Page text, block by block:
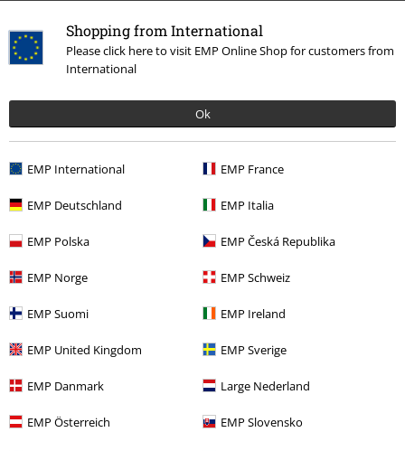
Shopping from International
Please click here to visit EMP Online Shop for customers from
International
Ok
EMP International EMP France
EMP Deutschland EMP Italia
EMP Polska EMP Česká Republika
EMP Norge EMP Schweiz
EMP Suomi EMP Ireland
EMP United Kingdom EMP Sverige
EMP Danmark Large Nederland
EMP Österreich EMP Slovensko
Senast besökt
Plusstorlekar Killar Jackor Bomberjackor
Killar Kläder Jackor Bomberjackor
Plusstorlekar Jackor Bomberjackor